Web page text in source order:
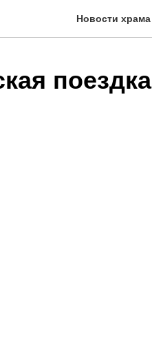
Новости храма
поездка